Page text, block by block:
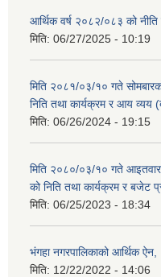
आर्थिक वर्ष २०८२/०८३ को
मिति: 06/27/2025 - 10:19
मिति २०८१/०३/१० गते
निति तथा कार्यक्रम र आय व्यय
मिति: 06/26/2024 - 19:15
मिति २०८०/०३/१० गते
को निति तथा कार्यक्रम र बजेट
मिति: 06/25/2023 - 18:34
भंगहा नगरपालिकाको आर्थिक
मिति: 12/22/2022 - 14:06